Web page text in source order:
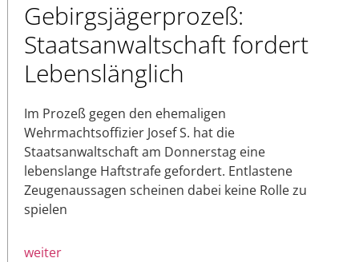
Gebirgsjägerprozeß:
Staatsanwaltschaft fordert
Lebenslänglich
Im Prozeß gegen den ehemaligen
Wehrmachtsoffizier Josef S. hat die
Staatsanwaltschaft am Donnerstag eine
lebenslange Haftstrafe gefordert. Entlastene
Zeugenaussagen scheinen dabei keine Rolle zu
spielen
weiter